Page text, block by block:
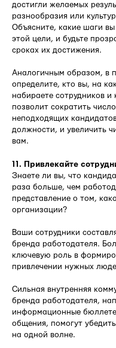
достигли желаемых
разнообразия или
Объясните, какие шаги
этой цели, и будьте
сроках их достижения.
Аналогичным образом, в
определите, кто вы, на
набираете сотрудников
позволит сократить
неподходящих
должности, и увеличить
вам.
11. Привлекайте
Знаете ли вы, что
раза больше, чем
представление о том,
организации?
Ваши сотрудники
бренда работодателя.
ключевую роль в
привлечении нужных
Сильная внутренняя
бренда работодателя,
информационные
общения, помогут
на одной волне.